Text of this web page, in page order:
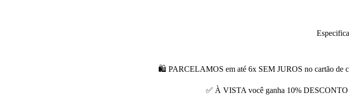
🛍 PARCELAMOS em até 6x SEM JUROS no cartão de
✅ À VISTA você ganha 10%